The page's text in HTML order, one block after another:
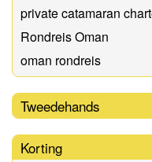
private catamaran
Rondreis Oman
oman rondreis
Tweedehands
Korting